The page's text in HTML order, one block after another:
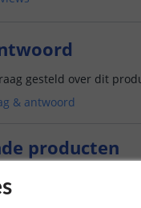
producten
gesteld over dit
& antwoord